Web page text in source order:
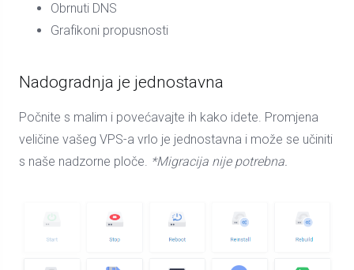
Obrnuti DNS
Grafikoni propusnosti
Nadogradnja je jednostavna
Počnite s malim i povećavajte ih kako idete. Promjena
veličine vašeg VPS-a vrlo je jednostavna i može se učiniti
s naše nadzorne ploče. *Migracija nije potrebna.